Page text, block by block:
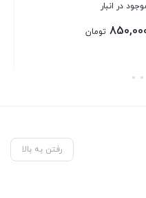
موجود در انبار
برای قیمت تماس بگیرید
بستن
رفتن به بالا